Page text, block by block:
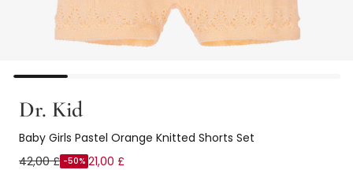
Dr. Kid
Baby Girls Pastel Orange Knitted Shorts Set
42,00 £ -50% 21,00 £